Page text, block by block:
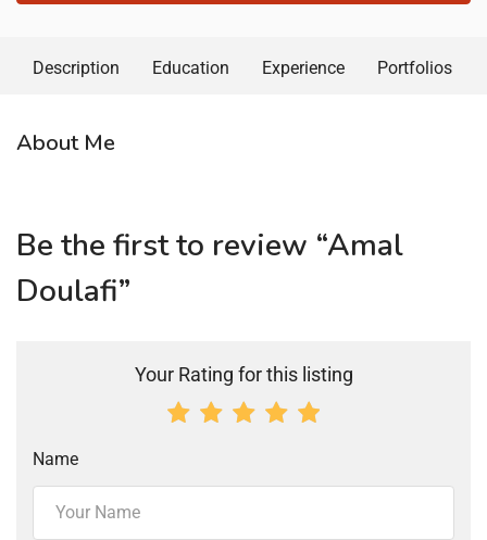
Description Education Experience Portfolios
About Me
Be the first to review “Amal
Doulafi”
Your Rating for this listing
Name